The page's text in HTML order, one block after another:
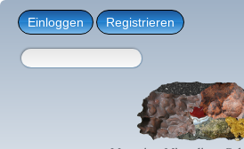
Einloggen Registrieren